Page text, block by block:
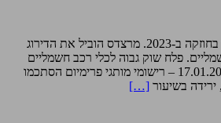
סגמנט מותגי הפרימיום ירד בחוזקה ב-2023. מרצדס הוביל את הדירוג
פלח שוק גבוה לכלי רכב חשמליים
בתוך הסגמנט. אוטוניוז, 17.01.2024 – רישומי מותגי פרימיום הסתכמו
[…]